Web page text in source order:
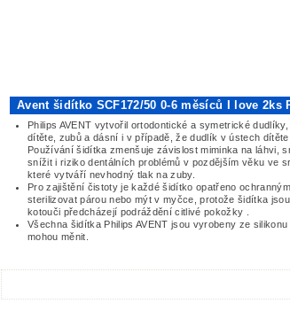
Avent šidítko SCF172/50 0-6 měsíců I love 2ks
Philips AVENT vytvořil ortodontické a symetrické
dítěte, zubů a dásní i v případě, že dudlík v ústech
Používání šidítka zmenšuje závislost miminka na láhvi,
snížit i riziko dentálních problémů v pozdějším věku ve
které vytváří nevhodný tlak na zuby.
Pro zajištění čistoty je každé šidítko opatřeno
sterilizovat párou nebo mýt v myčce, protože šidítka
kotouči předcházejí podráždění citlivé pokožky .
Všechna šidítka Philips AVENT jsou vyrobeny ze
mohou měnit.